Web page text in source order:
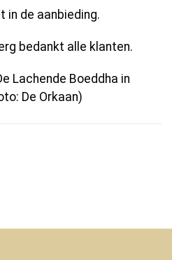
in de aanbieding.
bedankt alle klanten.
Lachende Boeddha in
De Orkaan)